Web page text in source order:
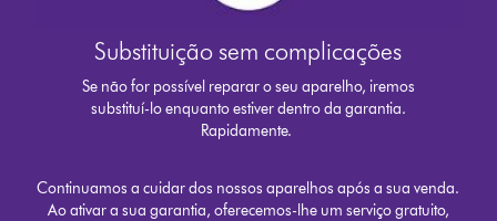
Substituição sem complicações
Se não for possível reparar o seu aparelho, iremos
substituí-lo enquanto estiver dentro da garantia.
Rapidamente.
Continuamos a cuidar dos nossos aparelhos após a sua venda.
Ao ativar a sua garantia, oferecemos-lhe um serviço gratuito,